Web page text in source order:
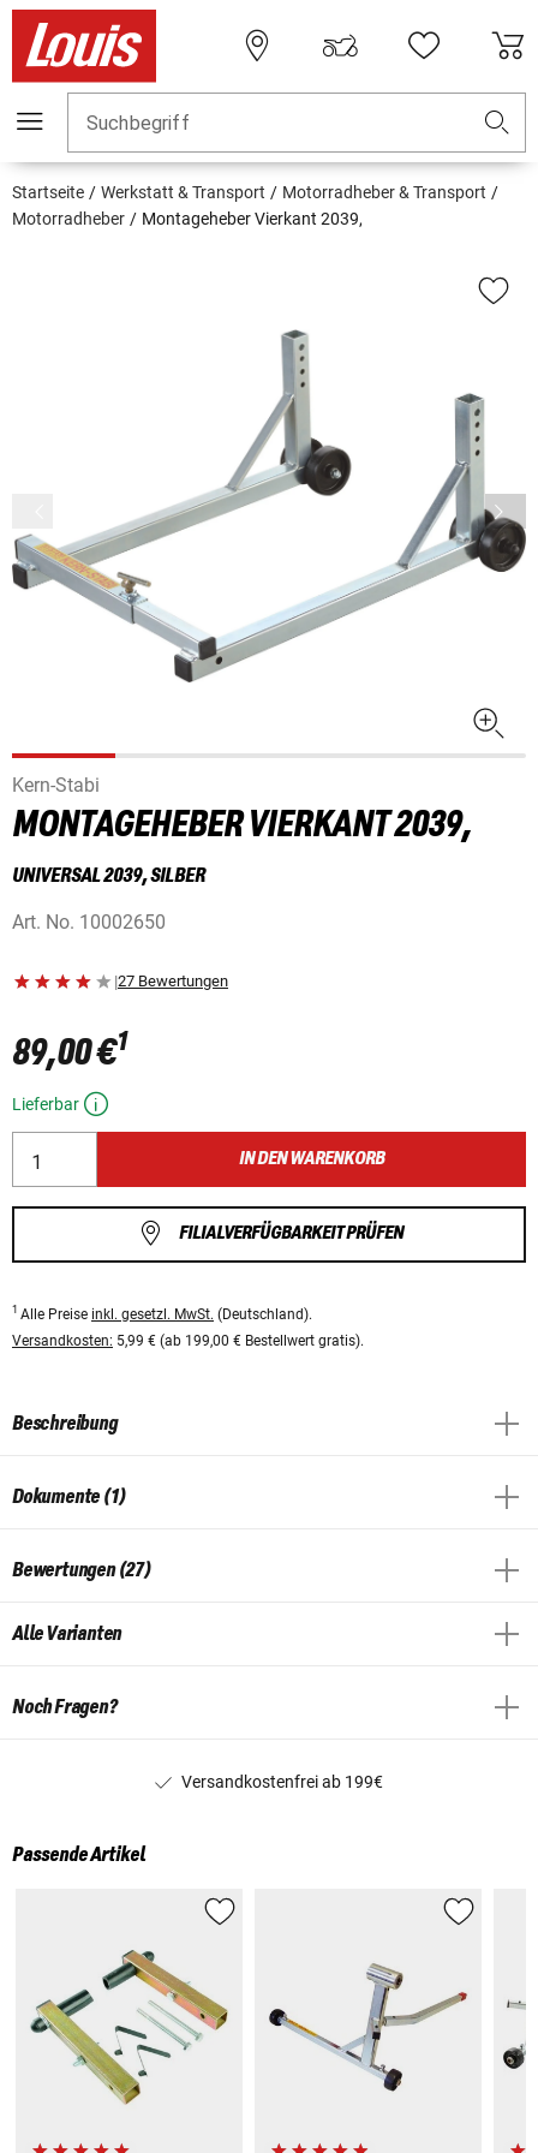
Suchbegriff
Startseite Werkstatt & Transport
Motorradheber & Transport
Motorradheber
Montageheber Vierkant 2039,
Kern-Stabi
MONTAGEHEBER VIERKANT 2039,
UNIVERSAL 2039, SILBER
Art. No. 10002650
|27 Bewertungen
89,00 €1
Lieferbar
IN DEN WARENKORB
FILIALVERFÜGBARKEIT PRÜFEN
1 Alle Preise inkl. gesetzl. MwSt. (Deutschland).
Versandkosten: 5,99 € (ab 199,00 € Bestellwert gratis).
Beschreibung
Dokumente (1)
Bewertungen (27)
Alle Varianten
Noch Fragen?
Versandkostenfrei ab 199€
Passende Artikel